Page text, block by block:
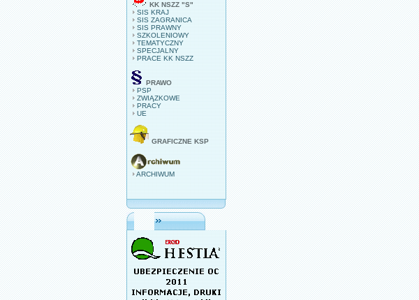
KK NSZZ "S"
SIS KRAJ
SIS ZAGRANICA
SIS PRAWNY
SZKOLENIOWY
TEMATYCZNY
SPECJALNY
PRACE KK NSZZ
PRAWO
PSP
ZWIĄZKOWE
PRACY
UE
GRAFICZNE KSP
ARCHIWUM